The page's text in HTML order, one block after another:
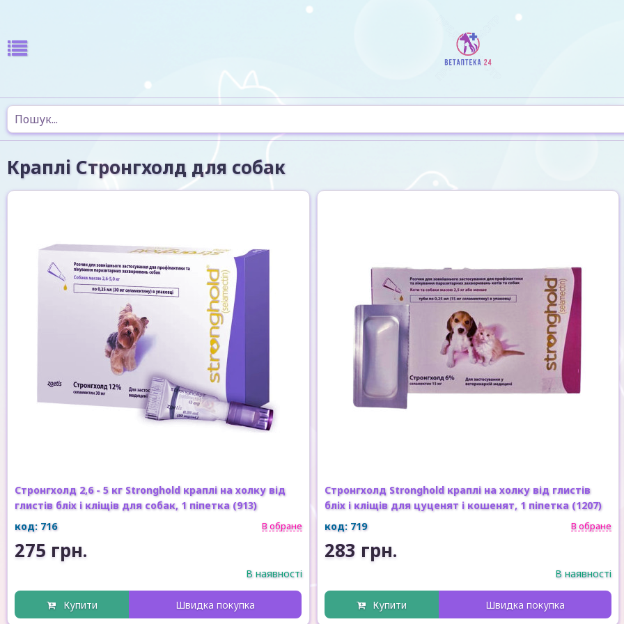
Краплі Стронгхолд для собак
Стронгхолд 2,6 - 5 кг Stronghold краплі на холку від
глистів бліх і кліщів для собак, 1 піпетка (913)
код: 716
В обране
275 грн.
В наявності
Купити Швидка покупка
Стронгхолд Stronghold краплі на холку від глистів
бліх і кліщів для цуценят і кошенят, 1 піпетка (1207)
код: 719
В обране
283 грн.
В наявності
Купити Швидка покупка